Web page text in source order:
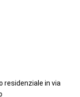
residenziale in via